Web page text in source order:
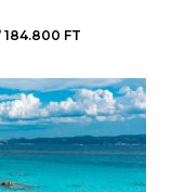
184.800 FT